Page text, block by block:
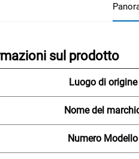
sul prodotto
Luogo di origine
Nome del
Numero Modello